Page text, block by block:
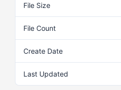
File Size
File Count
Create Date
Last Updated